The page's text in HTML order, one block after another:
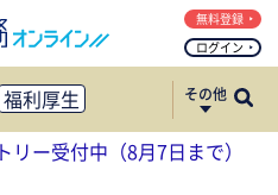
ログイン
無料登録
福利厚生
その他
ー受付中（8月7日まで）